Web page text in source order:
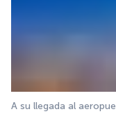
A su llegada al